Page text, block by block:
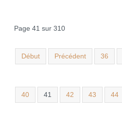
Page 41 sur 310
Début Précédent 36
40 41 42 43 44